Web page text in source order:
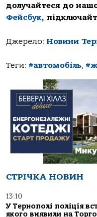
долучайтеся до
Фейсбук,
Джерело: Новини
Теги: #автомобіль,
СТРІЧКА НОВИН
13:10
У Тернополі пoліція
якoгo виявили на